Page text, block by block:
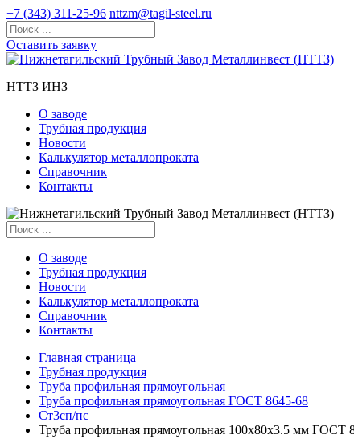
+7 (343) 311-25-96 nttzm@tagil-steel.ru
Оставить заявку
НТТЗ ИНЗ
О заводе
Трубная продукция
Новости
Калькулятор металлопроката
Справочник
Контакты
О заводе
Трубная продукция
Новости
Калькулятор металлопроката
Справочник
Контакты
Главная страница
Трубная продукция
Труба профильная прямоугольная
Труба профильная прямоугольная ГОСТ 8645-68
Ст3сп/пс
Труба профильная прямоугольная 100x80x3.5 мм ГОСТ